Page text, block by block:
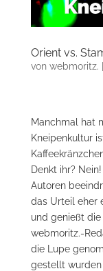
Orient vs.
von webmoritz. |
Manchmal hat
Kneipenkultur
Denkt ihr?
Autoren
das Urteil eher
und genießt
webmoritz.-
die Lupe
gestellt wurden